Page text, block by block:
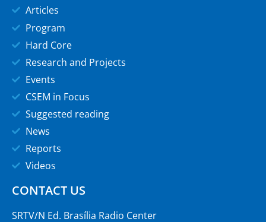
Articles
Program
Hard Core
Research and Projects
Events
CSEM in Focus
Suggested reading
News
Reports
Videos
CONTACT US
SRTV/N Ed. Brasília Radio Center